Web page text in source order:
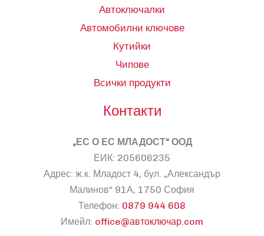
Автоключалки
Автомобилни ключове
Кутийки
Чипове
Всички продукти
Контакти
„ЕС О ЕС МЛАДОСТ“ ООД
ЕИК: 205606235
Адрес: ж.к. Младост 4, бул. „Александър
Малинов“ 91А, 1750 София
Телефон: 0879 944 608
Имейл: office@автоключар.com